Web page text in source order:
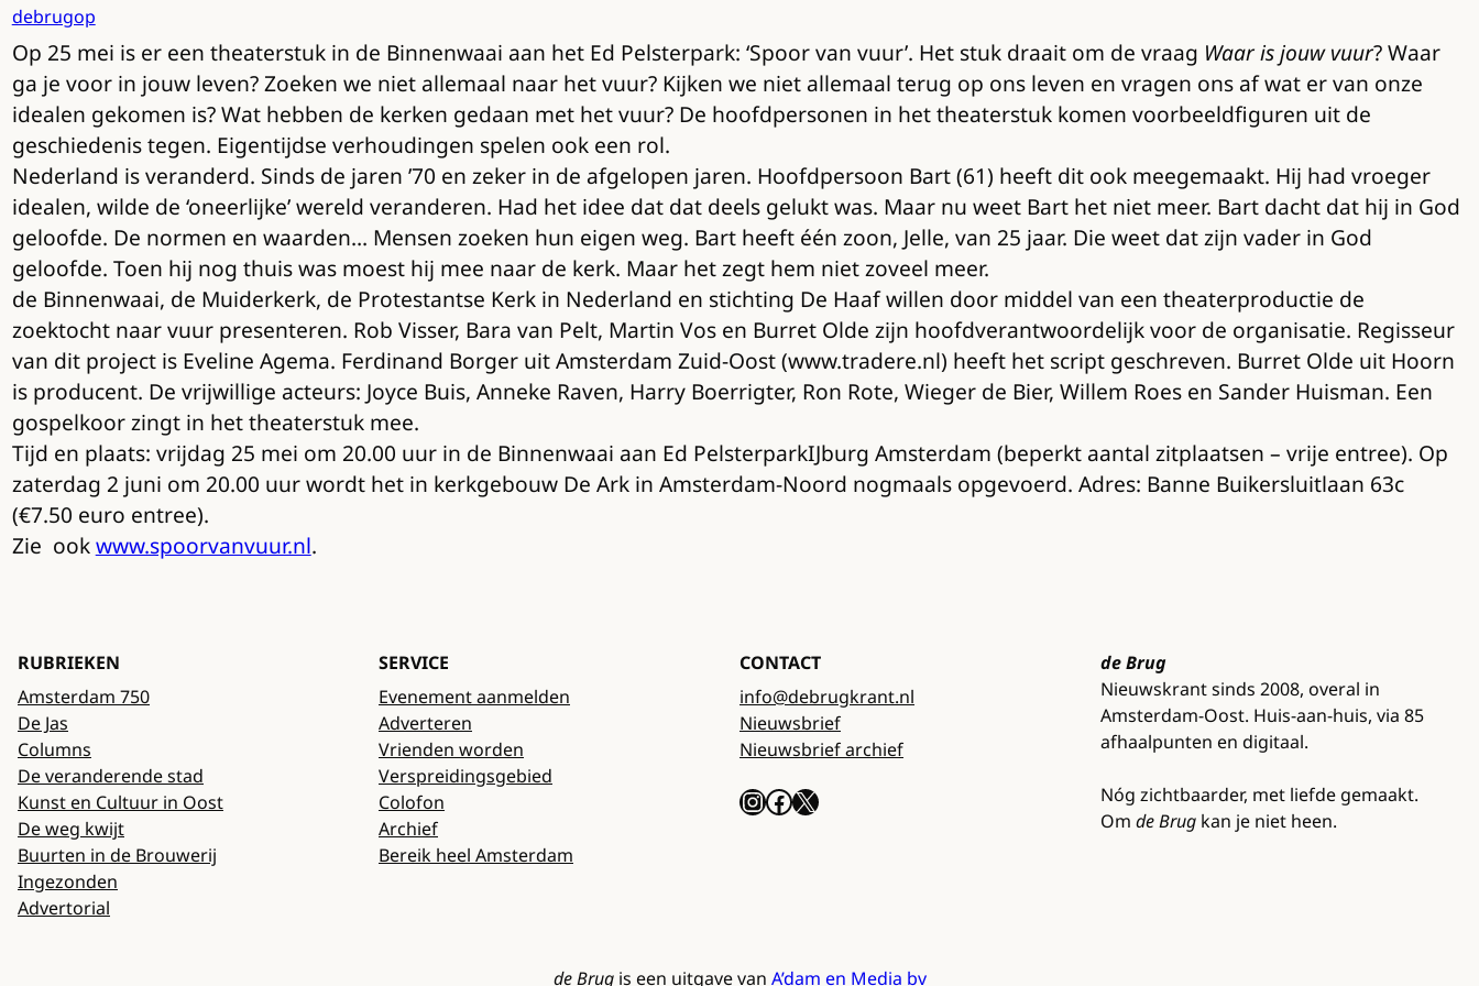
debrugop
Op 25 mei is er een theaterstuk in de Binnenwaai aan het Ed Pelsterpark: ‘Spoor van vuur’. Het stuk draait om de vraag Waar is jouw vuur? Waar
ga je voor in jouw leven? Zoeken we niet allemaal naar het vuur? Kijken we niet allemaal terug op ons leven en vragen ons af wat er van onze
idealen gekomen is? Wat hebben de kerken gedaan met het vuur? De hoofdpersonen in het theaterstuk komen voorbeeldfiguren uit de
geschiedenis tegen. Eigentijdse verhoudingen spelen ook een rol.
Nederland is veranderd. Sinds de jaren ’70 en zeker in de afgelopen jaren. Hoofdpersoon Bart (61) heeft dit ook meegemaakt. Hij had vroeger
idealen, wilde de ‘oneerlijke’ wereld veranderen. Had het idee dat dat deels gelukt was. Maar nu weet Bart het niet meer. Bart dacht dat hij in God
geloofde. De normen en waarden… Mensen zoeken hun eigen weg. Bart heeft één zoon, Jelle, van 25 jaar. Die weet dat zijn vader in God
geloofde. Toen hij nog thuis was moest hij mee naar de kerk. Maar het zegt hem niet zoveel meer.
de Binnenwaai, de Muiderkerk, de Protestantse Kerk in Nederland en stichting De Haaf willen door middel van een theaterproductie de
zoektocht naar vuur presenteren. Rob Visser, Bara van Pelt, Martin Vos en Burret Olde zijn hoofdverantwoordelijk voor de organisatie. Regisseur
van dit project is Eveline Agema. Ferdinand Borger uit Amsterdam Zuid-Oost (www.tradere.nl) heeft het script geschreven. Burret Olde uit Hoorn
is producent. De vrijwillige acteurs: Joyce Buis, Anneke Raven, Harry Boerrigter, Ron Rote, Wieger de Bier, Willem Roes en Sander Huisman. Een
gospelkoor zingt in het theaterstuk mee.
Tijd en plaats: vrijdag 25 mei om 20.00 uur in de Binnenwaai aan Ed PelsterparkIJburg Amsterdam (beperkt aantal zitplaatsen – vrije entree). Op
zaterdag 2 juni om 20.00 uur wordt het in kerkgebouw De Ark in Amsterdam-Noord nogmaals opgevoerd. Adres: Banne Buikersluitlaan 63c
(€7.50 euro entree).
Zie ookwww.spoorvanvuur.nl.
RUBRIEKEN
Amsterdam 750
De Jas
Columns
De veranderende stad
Kunst en Cultuur in Oost
De weg kwijt
Buurten in de Brouwerij
Ingezonden
Advertorial
SERVICE
Evenement aanmelden
Adverteren
Vrienden worden
Verspreidingsgebied
Colofon
Archief
Bereik heel Amsterdam
CONTACT
info@debrugkrant.nl
Nieuwsbrief
Nieuwsbrief archief
InstagramFacebook X
de Brug
Nieuwskrant sinds 2008, overal in
Amsterdam-Oost. Huis-aan-huis, via 85
afhaalpunten en digitaal.
Nóg zichtbaarder, met liefde gemaakt.
Om de Brug kan je niet heen.
de Brug is een uitgave van A’dam en Media bv